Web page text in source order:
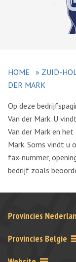
HOME » ZUID-
DER MARK
Op deze
Van der Mark. U
Van der Mark en
Mark. Soms vindt u
fax-nummer,
bedrijf zoals
Provincies
Provincies Belgie